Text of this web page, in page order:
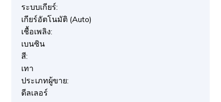
ระบบเกียร์:
เกียร์อัตโนมัติ (Auto)
เชื้อเพลิง:
เบนซิน
สี:
เทา
ประเภทผู้ขาย:
ดีลเลอร์